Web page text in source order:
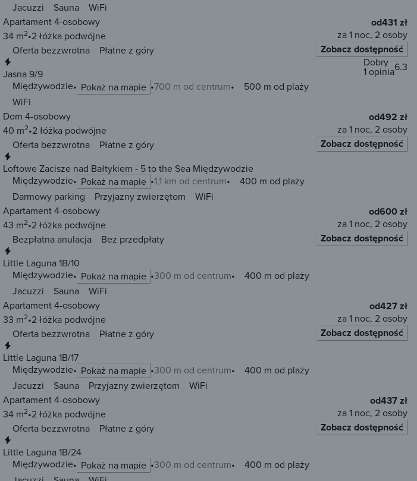
Jacuzzi Sauna
WiFi
Apartament 4-osobowy
34 m2 2 łóżka podwójne
Oferta bezzwrotna
Płatne z góry
od431 zł
za 1 noc, 2 osoby
Zobacz dostępność
Jasna 9/9
Międzywodzie
Pokaż na mapie 700 m od centrum 500 m od plaży
6.3
Dobry
1 opinia
WiFi
Dom 4-osobowy
40 m2 2 łóżka podwójne
Oferta bezzwrotna
Płatne z góry
od492 zł
za 1 noc, 2 osoby
Zobacz dostępność
Loftowe Zacisze nad Bałtykiem - 5 to the Sea Międzywodzie
Międzywodzie
Pokaż na mapie 1,1 km od centrum
400 m od plaży
Darmowy parking
Przyjazny zwierzętom
WiFi
Apartament 4-osobowy
43 m2 2 łóżka podwójne
Bezpłatna anulacja
Bez przedpłaty
od600 zł
za 1 noc, 2 osoby
Zobacz dostępność
Little Laguna 1B/10
Międzywodzie
Pokaż na mapie 300 m od centrum
400 m od plaży
Jacuzzi
Sauna
WiFi
Apartament 4-osobowy
33 m2 2 łóżka podwójne
Oferta bezzwrotna
Płatne z góry
od427 zł
za 1 noc, 2 osoby
Zobacz dostępność
Little Laguna 1B/17
Międzywodzie
Pokaż na mapie 300 m od centrum
400 m od plaży
Jacuzzi
Sauna Przyjazny zwierzętom
WiFi
Apartament 4-osobowy
34 m2 2 łóżka podwójne
Oferta bezzwrotna
Płatne z góry
od437 zł
za 1 noc, 2 osoby
Zobacz dostępność
Little Laguna 1B/24
Międzywodzie
Pokaż na mapie 300 m od centrum
400 m od plaży